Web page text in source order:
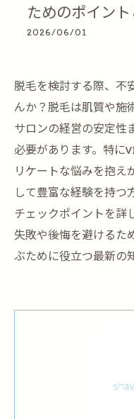
ためのポイン
2026/06/01
脱毛を検討する際、不
んか？脱毛は肌質や施
サロンの経営の安定性
必要があります。特に
リケートな悩みを抱え
して豊富な経験を持つ
チェックポイントを詳
失敗や後悔を避けるた
ぶために役立つ最新の